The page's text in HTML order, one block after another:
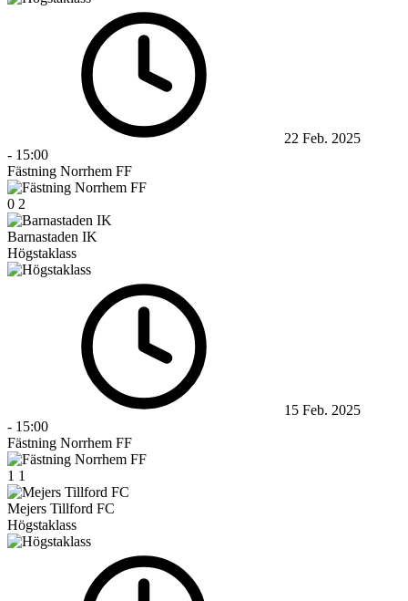
22 Feb. 2025
- 15:00
Fästning Norrhem FF
0 2
Barnastaden IK
Högstaklass
15 Feb. 2025
- 15:00
Fästning Norrhem FF
1 1
Mejers Tillford FC
Högstaklass